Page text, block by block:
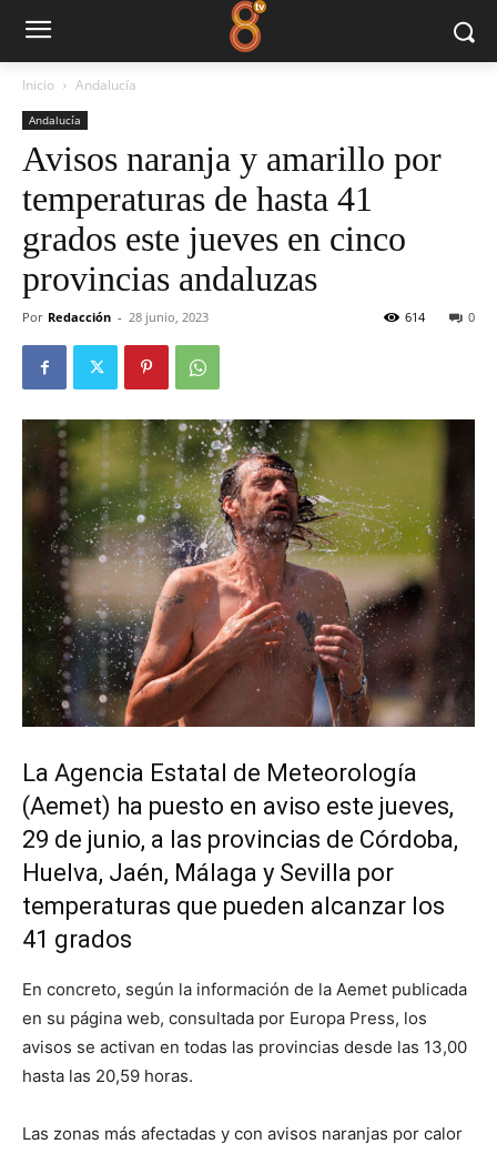
Inicio Andalucía
Andalucía
Avisos naranja y amarillo por
temperaturas de hasta 41
grados este jueves en cinco
provincias andaluzas
Por Redacción - 28 junio, 2023 0
614
La Agencia Estatal de Meteorología
(Aemet) ha puesto en aviso este jueves,
29 de junio, a las provincias de Córdoba,
Huelva, Jaén, Málaga y Sevilla por
temperaturas que pueden alcanzar los
41 grados
En concreto, según la información de la Aemet publicada
en su página web, consultada por Europa Press, los
avisos se activan en todas las provincias desde las 13,00
hasta las 20,59 horas.
Las zonas más afectadas y con avisos naranjas por calor